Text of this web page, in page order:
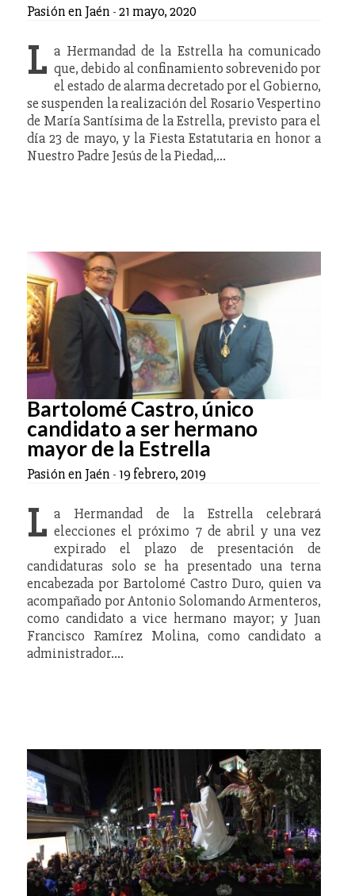
Pasión en Jaén -21 mayo, 2020
L a Hermandad de la Estrella ha comunicado
que, debido al confinamiento sobrevenido por
el estado de alarma decretado por el Gobierno,
se suspenden la realización del Rosario Vespertino
de María Santísima de la Estrella, previsto para el
día 23 de mayo, y la Fiesta Estatutaria en honor a
Nuestro Padre Jesús de la Piedad,…
Bartolomé Castro, único
candidato a ser hermano
mayor de la Estrella
Pasión en Jaén - 19 febrero, 2019
L a Hermandad de la Estrella celebrará
elecciones el próximo 7 de abril y una vez
expirado el plazo de presentación de
candidaturas solo se ha presentado una terna
encabezada por Bartolomé Castro Duro, quien va
acompañado por Antonio Solomando Armenteros,
como candidato a vice hermano mayor; y Juan
Francisco Ramírez Molina, como candidato a
administrador.…